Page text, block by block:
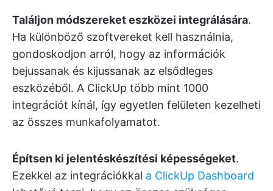
Találjon módszereket eszközei integrálására.
Ha különböző szoftvereket kell használnia,
gondoskodjon arról, hogy az információk
bejussanak és kijussanak az elsődleges
eszközéből. A ClickUp több mint 1000
integrációt kínál, így egyetlen felületen kezelheti
az összes munkafolyamatot.
Építsen ki jelentéskészítési képességeket.
Ezekkel az integrációkkal a ClickUp Dashboard